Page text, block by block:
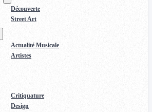
Découverte
Street Art
Actualité Musicale
Artistes
Critiquature
Design